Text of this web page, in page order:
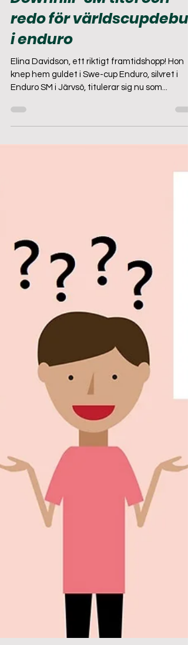
Downhill-SM titel och
redo för världscupdebut
i enduro
Elina Davidson, ett riktigt framtidshopp! Hon